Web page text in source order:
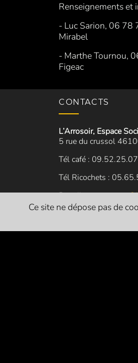
Renseignements et
- Luc Sarion, 06 78
Mirabel
- Marthe Tournou,
Figeac
CONTACTS
L’Arrosoir, Espace
5 rue du crussol
Tél café :
Tél Ricochets :
Pour l'asso :
Ce site ne dépose pas de